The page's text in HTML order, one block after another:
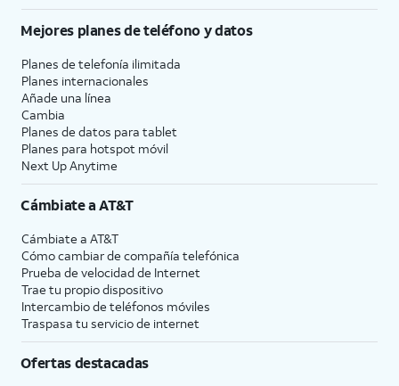
Mejores planes de teléfono y datos
Planes de telefonía ilimitada
Planes internacionales
Añade una línea
Cambia
Planes de datos para tablet
Planes para hotspot móvil
Next Up Anytime
Cámbiate aAT&T
Cámbiate a AT&T
Cómo cambiar de compañía telefónica
Prueba de velocidad de Internet
Trae tu propio dispositivo
Intercambio de teléfonos móviles
Traspasa tu servicio de internet
Ofertas destacadas